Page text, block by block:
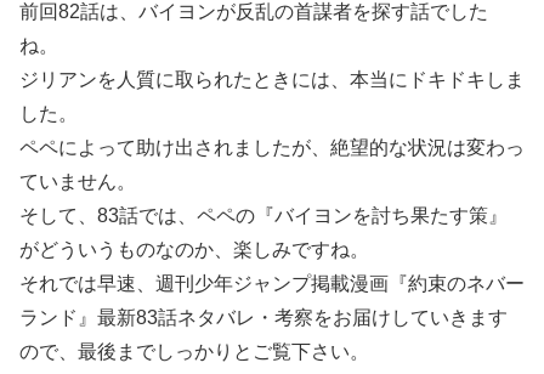
前回82話は、バイヨンが反乱の首謀者を探す話でした
ね。
ジリアンを人質に取られたときには、本当にドキドキしま
した。
ペペによって助け出されましたが、絶望的な状況は変わっ
ていません。
そして、83話では、ペペの『バイヨンを討ち果たす策』
がどういうものなのか、楽しみですね。
それでは早速、週刊少年ジャンプ掲載漫画『約束のネバー
ランド』最新83話ネタバレ・考察をお届けしていきます
ので、最後までしっかりとご覧下さい。